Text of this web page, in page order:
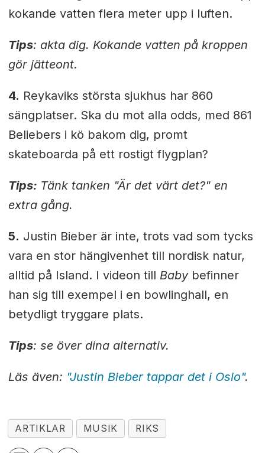
kokande vatten flera meter upp i luften.
Tips: akta dig. Kokande vatten på kroppen
gör jätteont.
4. Reykaviks största sjukhus har 860
sängplatser. Ska du mot alla odds, med 861
Beliebers i kö bakom dig, promt
skateboarda på ett rostigt flygplan?
Tips: Tänk tanken "Är det värt det?" en
extra gång.
5. Justin Bieber är inte, trots vad som tycks
vara en stor hängivenhet till nordisk natur,
alltid på Island. I videon till Babybefinner
han sig till exempel i en bowlinghall, en
betydligt tryggare plats.
Tips: se över dina alternativ.
Läs även: "Justin Bieber tappar det i Oslo".
ARTIKLAR MUSIK RIKS